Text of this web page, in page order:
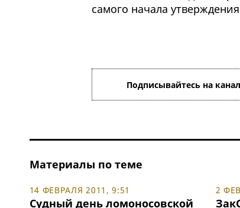
самого начала
Подписывайтесь на
Материалы по теме
14 ФЕВРАЛЯ 2011, 9:51
Судный день ломоносовской
2